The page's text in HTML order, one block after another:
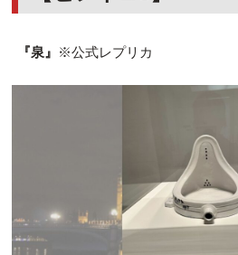
『泉』 ※公式レプリカ